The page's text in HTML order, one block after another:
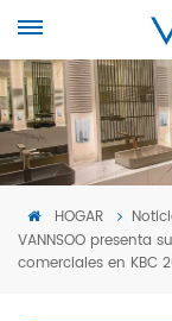
HOGAR
VANNSOO presenta
comerciales en KBC